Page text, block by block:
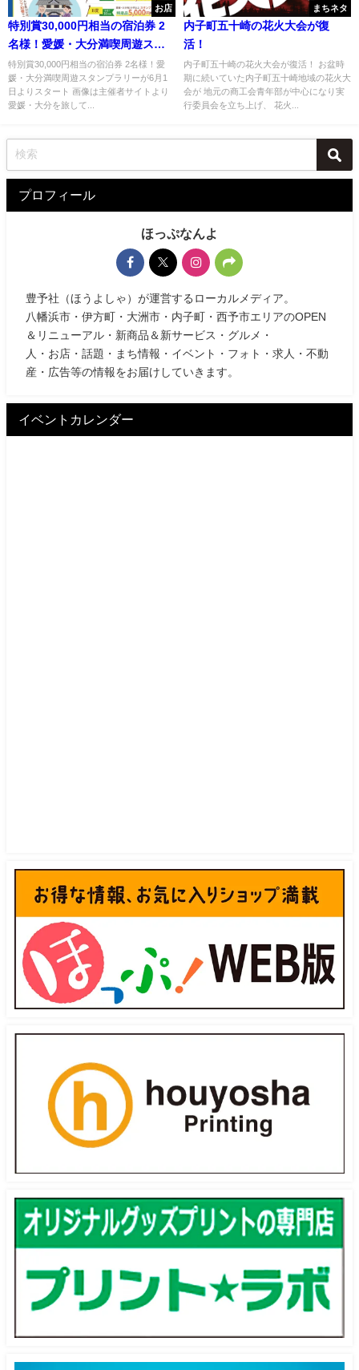
お店
特別賞30,000円相当の宿泊券 2
名様！愛媛・大分満喫周遊スタ
ンプラリーが6月1日よりスター
ト
特別賞30,000円相当の宿泊券 2名様！愛
媛・大分満喫周遊スタンプラリーが6月1
日よりスタート 画像は主催者サイトより
愛媛・大分を旅して...
まちネタ
内子町五十崎の花火大会が復
活！
内子町五十崎の花火大会が復活！ お盆時
期に続いていた内子町五十崎地域の花火大
会が 地元の商工会青年部が中心になり実
行委員会を立ち上げ、 花火...
プロフィール
ほっぷなんよ
豊予社（ほうよしゃ）が運営するローカルメディア。
八幡浜市・伊方町・大洲市・内子町・西予市エリアのOPEN
＆リニューアル・新商品＆新サービス・グルメ・
人・お店・話題・まち情報・イベント・フォト・求人・不動
産・広告等の情報をお届けしていきます。
イベントカレンダー